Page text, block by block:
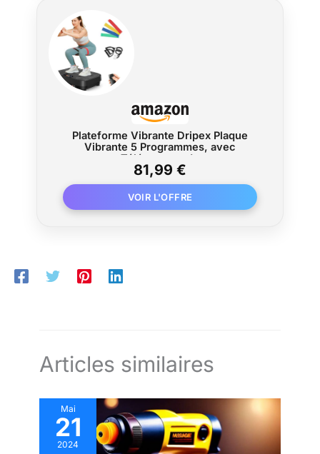
Plateforme Vibrante Dripex Plaque
Vibrante 5 Programmes, avec
Télécommande
81,99 €
Articles similaires
Mai
21
2024